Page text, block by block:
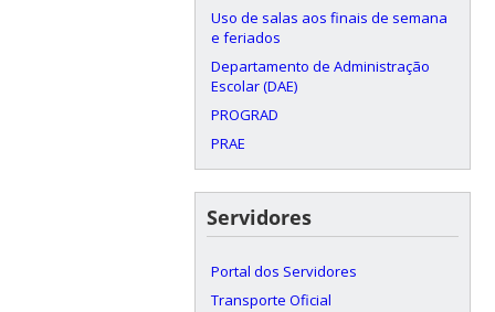
Uso de salas aos finais de semana
e feriados
Departamento de Administração
Escolar (DAE)
PROGRAD
PRAE
Servidores
Portal dos Servidores
Transporte Oficial